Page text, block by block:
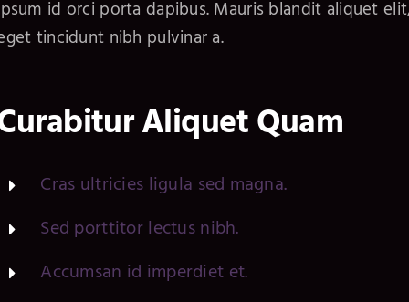
id orci porta dapibus. Mauris blandit aliquet
tincidunt nibh pulvinar a.
Aliquet Quam
Cras ultricies ligula sed magna.
Sed porttitor lectus nibh.
Accumsan id imperdiet et.